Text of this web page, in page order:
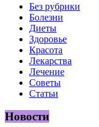
Без рубрики
Болезни
Диеты
Здоровье
Красота
Лекарства
Лечение
Советы
Статьи
Новости